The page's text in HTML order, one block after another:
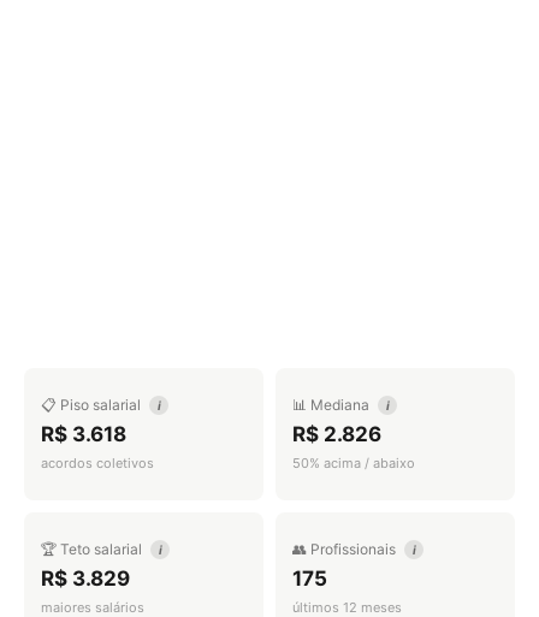
📋 Piso salarial i
R$ 3.618
acordos coletivos
📊 Mediana i
R$ 2.826
50% acima / abaixo
🏆 Teto salarial i
R$ 3.829
maiores salários
👥 Profissionais i
175
últimos 12 meses